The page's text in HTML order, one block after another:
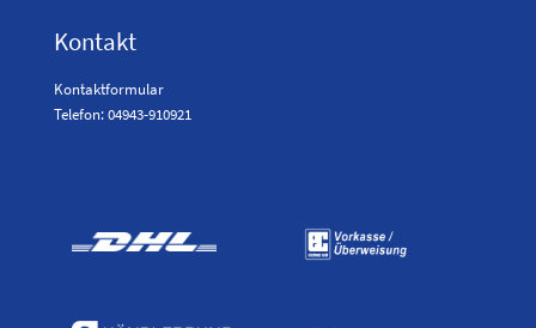
Kontakt
Kontaktformular
Telefon: 04943-910921